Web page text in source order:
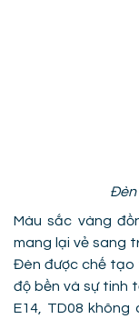
Đèn
Màu sắc vàng
mang lại vẻ sang
Đèn được chế tạo
độ bền và sự tinh
E14, TD08 không